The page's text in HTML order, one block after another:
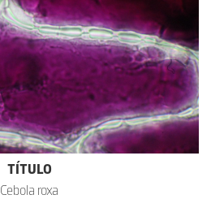
TÍTULO
Cebola roxa